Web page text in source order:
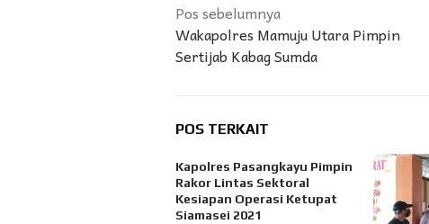
Navigasi
pos
Pos sebelumnya
Wakapolres Mamuju Utara Pimpin
Sertijab Kabag Sumda
POS TERKAIT
Kapolres Pasangkayu Pimpin
Rakor Lintas Sektoral
Kesiapan Operasi Ketupat
Siamasei 2021